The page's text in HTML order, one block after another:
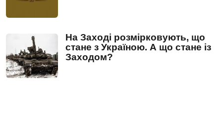
На Заході розмірковують, що
стане з Україною. А що стане із
Заходом?